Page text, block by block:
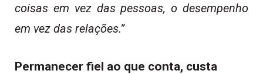
coisas em vez das pessoas, o desempenho
em vez das relações.”
Permanecer fiel ao que conta, custa